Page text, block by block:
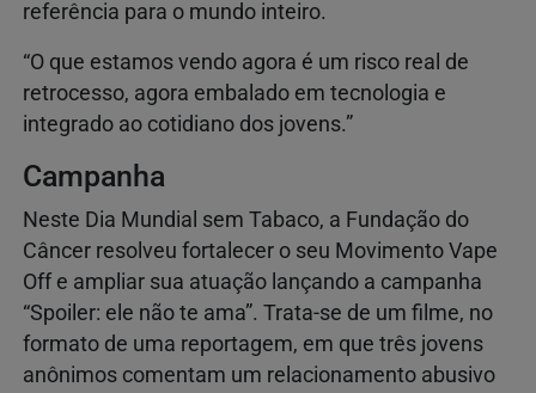
referência para o mundo inteiro.
“O que estamos vendo agora é um risco real de
retrocesso, agora embalado em tecnologia e
integrado ao cotidiano dos jovens.”
Campanha
Neste Dia Mundial sem Tabaco, a Fundação do
Câncer resolveu fortalecer o seu Movimento Vape
Off e ampliar sua atuação lançando a campanha
“Spoiler: ele não te ama”. Trata-se de um filme, no
formato de uma reportagem, em que três jovens
anônimos comentam um relacionamento abusivo